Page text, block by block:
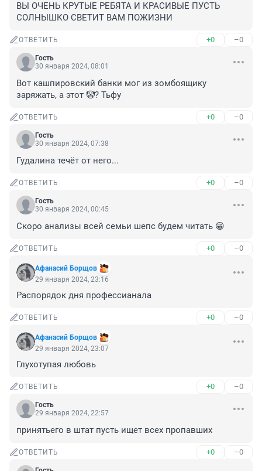
ВЫ ОЧЕНЬ КРУТЫЕ РЕБЯТА И КРАСИВЫЕ ПУСТЬ
СОЛНЫШКО СВЕТИТ ВАМ ПОЖИЗНИ
ОТВЕТИТЬ +0 –0
Гость
30 января 2024, 08:01
Вот кашпировский банки мог из зомбоящику
заряжать, а этот 🤡? Тьфу
ОТВЕТИТЬ +0 –0
Гость
30 января 2024, 07:38
Гудалина течёт от него...
ОТВЕТИТЬ +0 –0
Гость
30 января 2024, 00:45
Скоро анализы всей семьи шепс будем читать 😁
ОТВЕТИТЬ +0 –0
Афанасий Борщов
29 января 2024, 23:16
Распорядок дня профессианала
ОТВЕТИТЬ +0 –0
Афанасий Борщов
29 января 2024, 23:07
Глухотупая любовь
ОТВЕТИТЬ +0 –0
Гость
29 января 2024, 22:57
принятьего в штат пусть ищет всех пропавших
ОТВЕТИТЬ +0 –0